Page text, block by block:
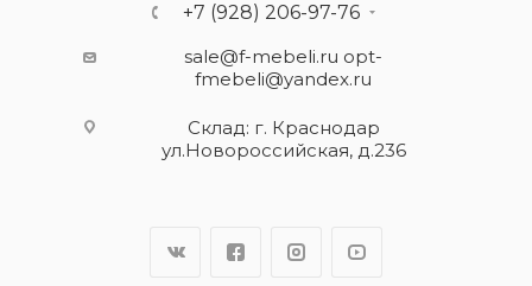
+7 (928) 206-97-76
sale@f-mebeli.ru opt-
fmebeli@yandex.ru
Склад: г. Краснодар
ул.Новороссийская, д.236